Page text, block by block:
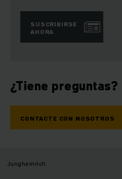
SUSCRIBIRSE
AHORA
¿Tiene preguntas?
CONTACTE CON NOSOTROS
Jungheinrich